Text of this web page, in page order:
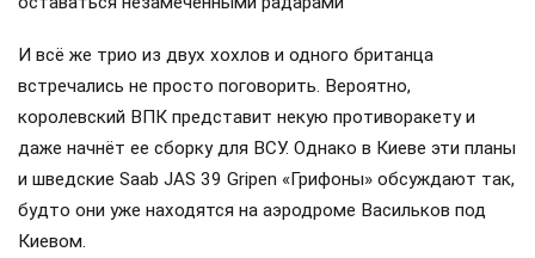
И всё же трио из двух хохлов и одного британца
встречались не просто поговорить. Вероятно,
королевский ВПК представит некую противоракету и
даже начнёт ее сборку для ВСУ. Однако в Киеве эти планы
и шведские Saab JAS 39 Gripen «Грифоны» обсуждают так,
будто они уже находятся на аэродроме Васильков под
Киевом.